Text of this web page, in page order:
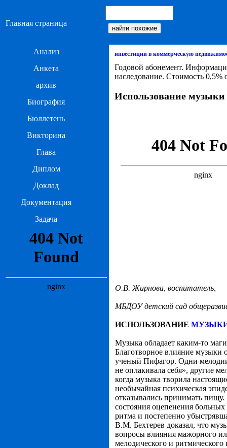
Главная страница
Анализ
Анкета
архив
Биография
Бюллетень
Викторина
Глава
Диплом
Доклад
Документация
Задача
инвестиции в коммерческую
Годовой абонемент.
наследование. Стоимость
Использование
О.В. Жирнова, воспитатель,
МБДОУ детский сад
ИСПОЛЬЗОВАНИЕ
Музыка обладает каким-то
Благотворное влияние музыки
ученый Пифагор. Одни
не оплакивала себя», другие
когда музыка творила
необычайная психическая
отказывались принимать
состояния оцепенения больных
ритма и постепенно
В.М. Бехтерев доказал, что
вопросы влияния мажорного
мелодического и